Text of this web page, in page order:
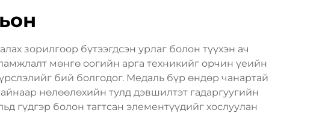
зорилгоор бүтээгдсэн урлаг болон түүхэн ач
мөнгө оогийн арга техникийг орчин үеийн
бий болгодог. Медаль бүр өндөр чанартай
нөлөөлөхийн тулд дэвшилтэт гадаргуугийн
гүдгэр болон тагтсан элементүүдийг хослуулан